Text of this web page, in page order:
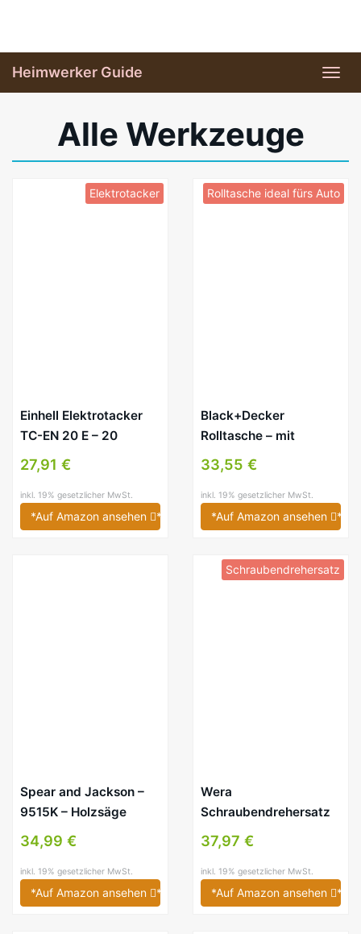
main
content
Heimwerker Guide
Alle Werkzeuge
Elektrotacker
Einhell Elektrotacker
TC-EN 20 E – 20
Schüsse pro Minute
27,91 €
inkl. 19% gesetzlicher MwSt.
*Auf Amazon ansehen *
Rolltasche ideal fürs Auto
Black+Decker
Rolltasche – mit
Autowerkzeugzubehör,
Taschenlampe,
Schrauberklingen, Bits,
Handwerkzeuge
33,55 €
inkl. 19% gesetzlicher MwSt.
*Auf Amazon ansehen *
Spear and Jackson –
9515K – Holzsäge
34,99 €
inkl. 19% gesetzlicher MwSt.
*Auf Amazon ansehen *
Schraubendrehersatz
Wera
Schraubendrehersatz
160 i/162 i/167 i/9
Kraftform Plus Serie
100 – 9-teilig
37,97 €
inkl. 19% gesetzlicher MwSt.
*Auf Amazon ansehen *